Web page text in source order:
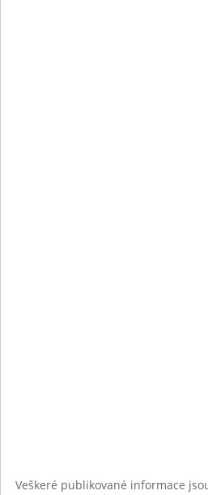
Veškeré publikované informace